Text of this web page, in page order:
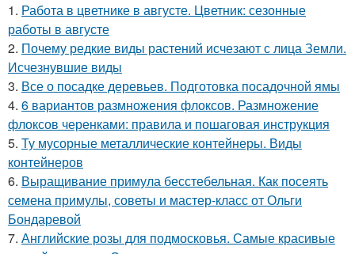
1. Работа в цветнике в августе. Цветник: сезонные
работы в августе
2. Почему редкие виды растений исчезают с лица Земли.
Исчезнувшие виды
3. Все о посадке деревьев. Подготовка посадочной ямы
4. 6 вариантов размножения флоксов. Размножение
флоксов черенками: правила и пошаговая инструкция
5. Ту мусорные металлические контейнеры. Виды
контейнеров
6. Выращивание примула бесстебельная. Как посеять
семена примулы, советы и мастер-класс от Ольги
Бондаревой
7. Английские розы для подмосковья. Самые красивые